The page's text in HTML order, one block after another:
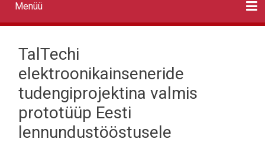
Primary
links
Menüü
TalTechi
elektroonikainseneride
tudengiprojektina valmis
prototüüp Eesti
lennundustööstusele